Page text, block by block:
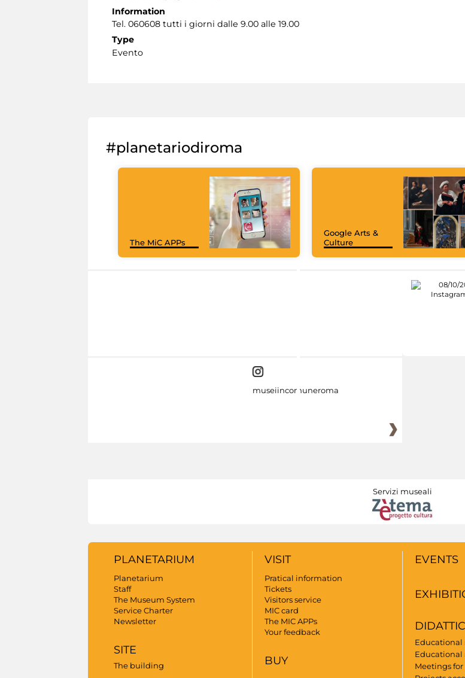
Information
Tel. 060608 tutti i giorni dalle 9.00 alle 19.00
Type
Evento
#planetariodiroma
The MiC APPs
Google Arts &
Culture
museiincomuneroma
Servizi museali
PLANETARIUM
Planetarium
Staff
The Museum System
Service Charter
Newsletter
SITE
The building
VISIT
Pratical information
Tickets
Visitors service
MIC card
The MIC APPs
Your feedback
BUY
EVENTS
Educational
Educational
Meetings